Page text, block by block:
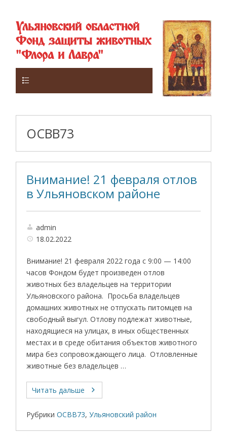
Ульяновский областной
Фонд защиты животных
"Флора и Лавра"
ОСВВ73
Внимание! 21 февраля отлов
в Ульяновском районе
admin
18.02.2022
Внимание! 21 февраля 2022 года с 9:00 — 14:00
часов Фондом будет произведен отлов
животных без владельцев на территории
Ульяновского района. Просьба владельцев
домашних животных не отпускать питомцев на
свободный выгул. Отлову подлежат животные,
находящиеся на улицах, в иных общественных
местах и в среде обитания объектов животного
мира без сопровождающего лица. Отловленные
животные без владельцев …
Читать дальше
Рубрики ОСВВ73,Ульяновский район